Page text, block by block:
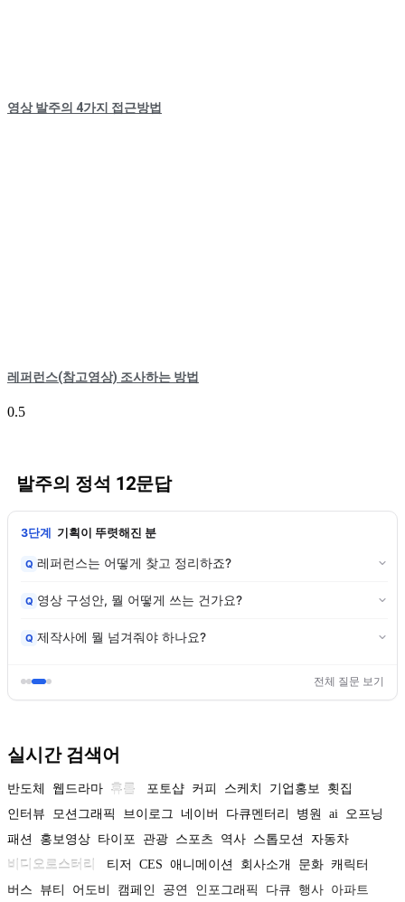
영상 발주의 4가지 접근방법
레퍼런스(참고영상) 조사하는 방법
발주의 정석 12문답
3단계 기획이 뚜렷해진 분
Q 레퍼런스는 어떻게 찾고 정리하죠?
Q 영상 구성안, 뭘 어떻게 쓰는 건가요?
Q 제작사에 뭘 넘겨줘야 하나요?
전체 질문 보기
실시간 검색어
반도체 웹드라마 휴롬 포토샵 커피 스케치 기업홍보
횟집
인터뷰
모션그래픽 브이로그 네이버 다큐멘터리 병원 ai 오프닝
패션
홍보영상 타이포 관광 스포츠 역사 스톱모션
자동차
비디오로스터리
티저 CES 애니메이션 회사소개 문화 캐릭터
버스
뷰티 어도비 캠페인 공연 인포그래픽 다큐 행사 아파트